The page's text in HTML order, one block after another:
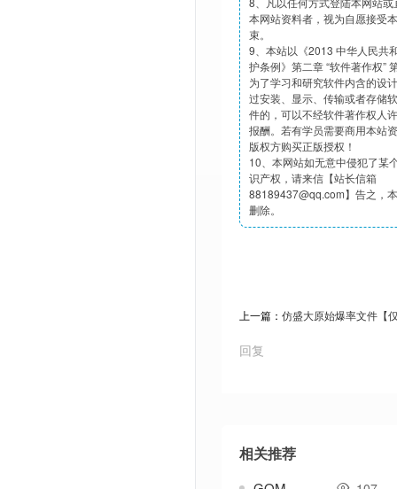
本网站资料者，视为自愿接受
束。
9、本站以《2013 中华人民共
护条例》第二章 “软件著作权”
为了学习和研究软件内含的设
过安装、显示、传输或者存储
件的，可以不经软件著作权人
报酬。若有学员需要商用本站
版权方购买正版授权！
10、本网站如无意中侵犯了某
识产权，请来信【站长信箱
88189437@qq.com】告之，
删除。
上一篇： 仿盛大原始爆率文件【
回复
相关推荐